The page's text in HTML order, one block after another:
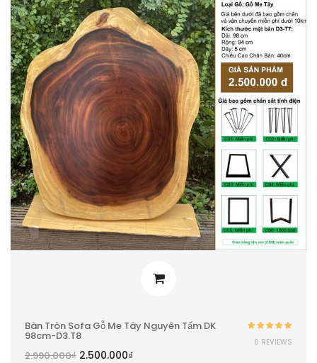
Bàn Tròn Sofa Gỗ Me Tây Nguyên Tấm DK
98cm-D3.T8
2.990.000₫ 2.500.000₫
Được xếp
hạng5.00 5
0 REVIEWS